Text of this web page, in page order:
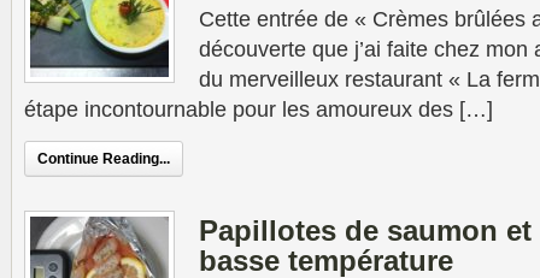
Cette entrée de « Crèmes brûlées
découverte que j’ai faite chez
du merveilleux restaurant « La
étape incontournable pour les amoureux des […]
Continue Reading...
Papillotes de saumon
basse température